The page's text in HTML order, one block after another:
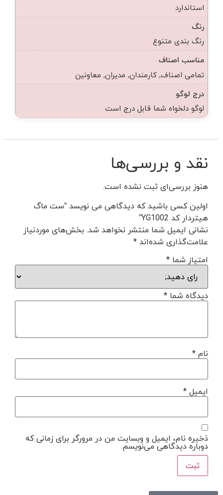
استاندارد
رنگ
رنگ بندی متنوع
مناسب اصناف
تمامی اصناف, کارمندان, مدیران, معاونین
درج لوگو
لوگو دلخواه شما قابل درج است
نقد و بررسی‌ها
هنوز بررسی‌ای ثبت نشده است.
اولین کسی باشید که دیدگاهی می نویسد “ست ماگ
هیتردار کد YG1002”
نشانی ایمیل شما منتشر نخواهد شد. بخش‌های موردنیاز
علامت‌گذاری شده‌اند*
امتیاز شما *
دیدگاه شما *
نام*
ایمیل*
ذخیره نام، ایمیل و وبسایت من در مرورگر برای زمانی که
دوباره دیدگاهی می‌نویسم.